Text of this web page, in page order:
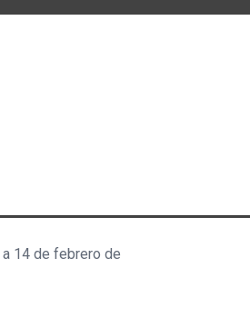
14 de febrero de